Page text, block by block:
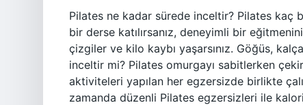
Pilates ne kadar sürede inceltir? Pilates
bir derse katılırsanız, deneyimli bir
çizgiler ve kilo kaybı yaşarsınız. Göğüs,
inceltir mi? Pilates omurgayı sabitlerken
aktiviteleri yapılan her egzersizde birlikte
zamanda düzenli Pilates egzersizleri ile